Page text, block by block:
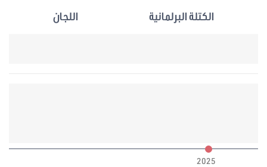
الكتلة البرلمانية اللجان
2025